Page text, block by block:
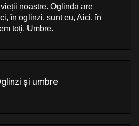
noastre. Oglinda are
în oglinzi, sunt eu, Aici, în
toți. Umbre.
și umbre